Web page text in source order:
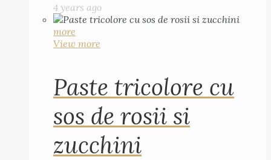
4 years ago
more
View more
Paste tricolore cu
sos de rosii si
zucchini